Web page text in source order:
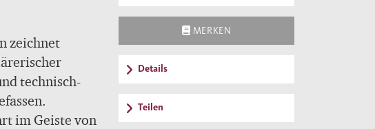
zeichnet
technisch-
im Geiste von
MERKEN
Details
Teilen